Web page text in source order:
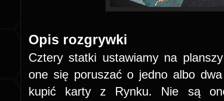
Opis rozgrywki
Cztery statki ustawiamy na
one się poruszać o jedno albo
kupić karty z Rynku. Nie są